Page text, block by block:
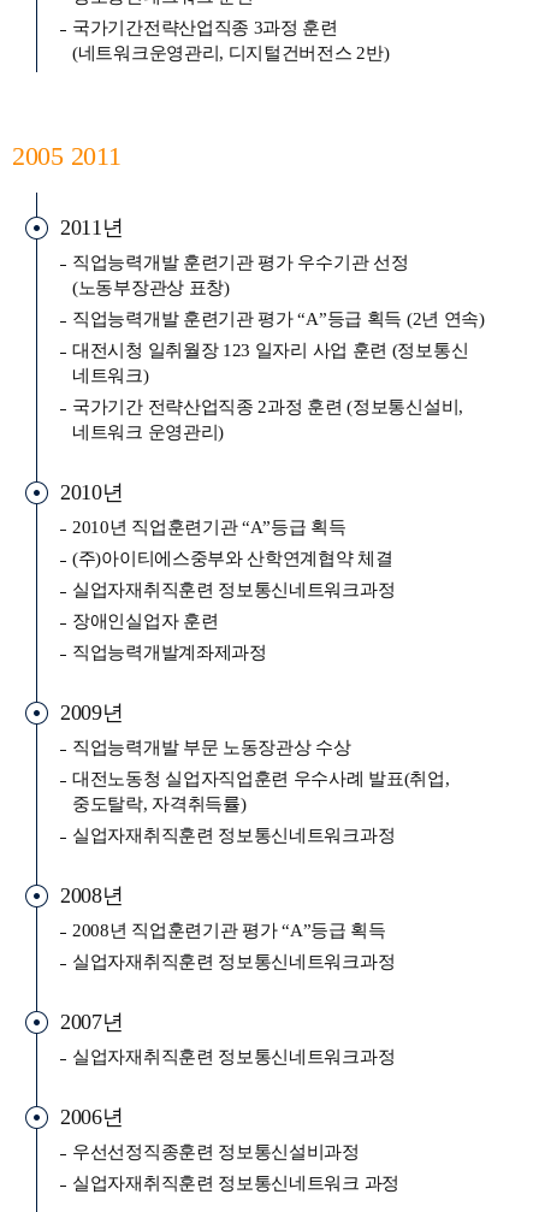
국가기간전략산업직종 3과정 훈련
(네트워크운영관리, 디지털건버전스 2반)
2005 2011
2011년
직업능력개발 훈련기관 평가 우수기관 선정
(노동부장관상 표창)
직업능력개발 훈련기관 평가 “A”등급 획득 (2년 연속)
대전시청 일취월장 123 일자리 사업 훈련 (정보통신
네트워크)
국가기간 전략산업직종 2과정 훈련 (정보통신설비,
네트워크 운영관리)
2010년
2010년 직업훈련기관 “A”등급 획득
(주)아이티에스중부와 산학연계협약 체결
실업자재취직훈련 정보통신네트워크과정
장애인실업자 훈련
직업능력개발계좌제과정
2009년
직업능력개발 부문 노동장관상 수상
대전노동청 실업자직업훈련 우수사례 발표(취업,
중도탈락, 자격취득률)
실업자재취직훈련 정보통신네트워크과정
2008년
2008년 직업훈련기관 평가 “A”등급 획득
실업자재취직훈련 정보통신네트워크과정
2007년
실업자재취직훈련 정보통신네트워크과정
2006년
우선선정직종훈련 정보통신설비과정
실업자재취직훈련 정보통신네트워크 과정